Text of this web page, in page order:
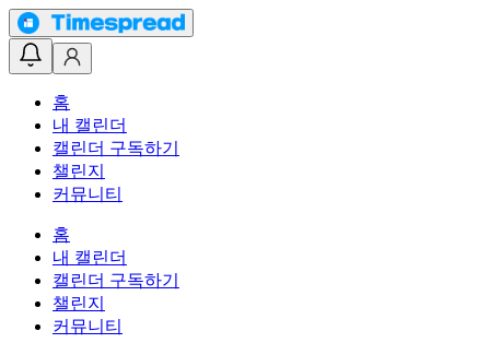
홈
내 캘린더
캘린더 구독하기
챌린지
커뮤니티
홈
내 캘린더
캘린더 구독하기
챌린지
커뮤니티